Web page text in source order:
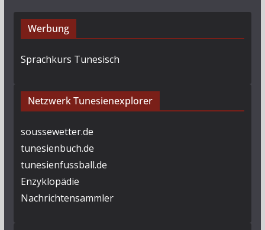
Werbung
Sprachkurs Tunesisch
Netzwerk Tunesienexplorer
soussewetter.de
tunesienbuch.de
tunesienfussball.de
Enzyklopädie
Nachrichtensammler